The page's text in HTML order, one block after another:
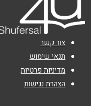
צור קשר
תנאי שימוש
מדיניות פרטיות
הצהרת נגישות